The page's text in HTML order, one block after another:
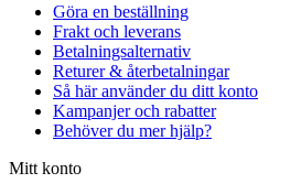
Göra en beställning
Frakt och leverans
Betalningsalternativ
Returer & återbetalningar
Så här använder du ditt konto
Kampanjer och rabatter
Behöver du mer hjälp?
Mitt konto